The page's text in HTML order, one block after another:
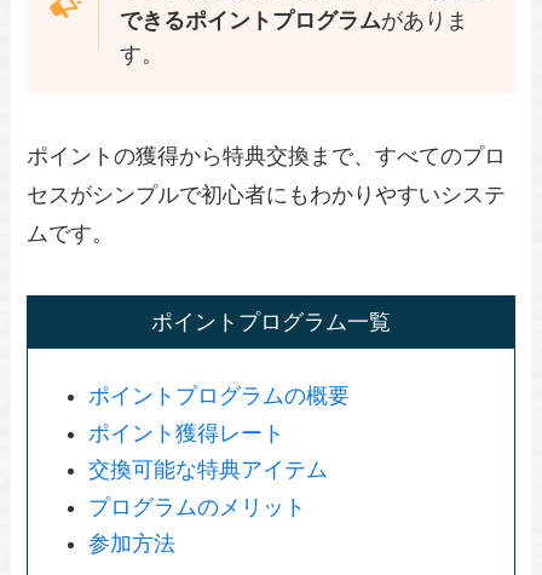
できるポイントプログラムがありま
す。
ポイントの獲得から特典交換まで、すべてのプロ
セスがシンプルで初心者にもわかりやすいシステ
ムです。
ポイントプログラム一覧
ポイントプログラムの概要
ポイント獲得レート
交換可能な特典アイテム
プログラムのメリット
参加方法